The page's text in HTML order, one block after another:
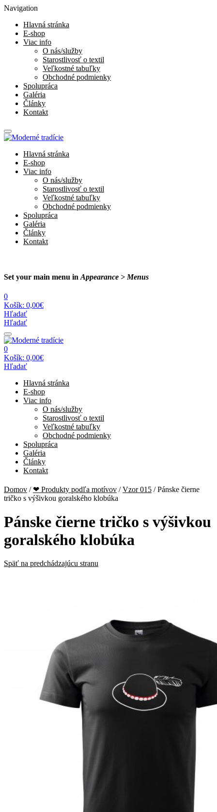
Navigation
Hlavná stránka
E-shop
Viac info
O nás/služby
Starostlivosť o textil
Veľkostné tabuľky
Obchodné podmienky
Spolupráca
Galéria
Články
Kontakt
Hlavná stránka
E-shop
Viac info
O nás/služby
Starostlivosť o textil
Veľkostné tabuľky
Obchodné podmienky
Spolupráca
Galéria
Články
Kontakt
Set your main menu in Appearance > Menus
0
Košík: 0,00€
Hľadať
Hľadať
0
Košík: 0,00€
Hľadať
Hlavná stránka
E-shop
Viac info
O nás/služby
Starostlivosť o textil
Veľkostné tabuľky
Obchodné podmienky
Spolupráca
Galéria
Články
Kontakt
Domov / ❤ Produkty podľa motívov / Vzor 015 /Pánske čierne
tričko s výšivkou goralského klobúka
Pánske čierne tričko s výšivkou
goralského klobúka
Späť na predchádzajúcu stranu